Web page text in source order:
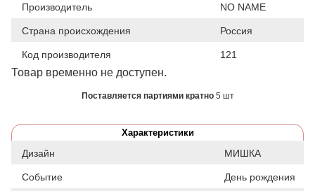
Производитель NO NAME
Страна происхождения Россия
Код производителя 121
Товар временно не доступен.
Поставляется партиями кратно 5 шт
Характеристики
Дизайн МИШКА
Событие День рождения